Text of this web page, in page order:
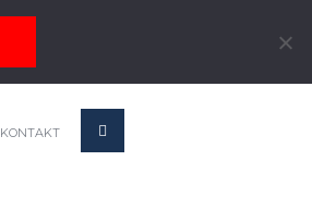
KONTAKT